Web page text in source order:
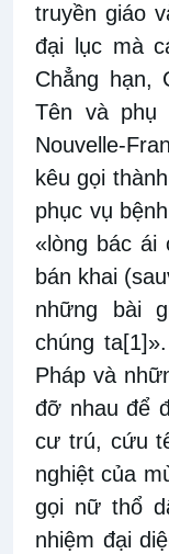
truyền giáo
đại lục mà
Chẳng hạn,
Tên và phụ
Nouvelle-
kêu gọi
phục vụ
«lòng bác ái
bán khai
những bài
chúng ta[1]
Pháp và
đỡ nhau để
cư trú, cứu
nghiệt của
gọi nữ thổ
nhiệm đại